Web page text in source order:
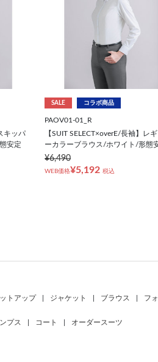
キッパ
安定
SALE コラボ商品
PAOV01-01_R
【SUIT SELECT×overE/長袖】レ
ーカラーブラウス/ホワイト/形態
¥6,490
WEB価格¥5,192 税込
トアップ ジャケット ブラウス フ
プス コート オーダースーツ